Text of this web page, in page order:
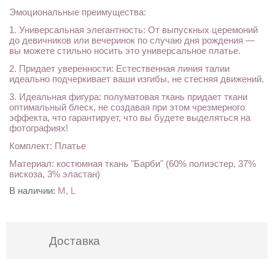
Эмоциональные преимущества:
1. Универсальная элегантность: От выпускных церемоний
до девичников или вечеринок по случаю дня рождения —
вы можете стильно носить это универсальное платье.
2. Придает уверенности: Естественная линия талии
идеально подчеркивает ваши изгибы, не стесняя движений.
3. Идеальная фигура: полуматовая ткань придает ткани
оптимальный блеск, не создавая при этом чрезмерного
эффекта, что гарантирует, что вы будете выделяться на
фотографиях!
Комплект: Платье
Материал: костюмная ткань "Барби" (60% полиэстер, 37%
вискоза, 3% эластан)
В наличии: M, L
Доставка